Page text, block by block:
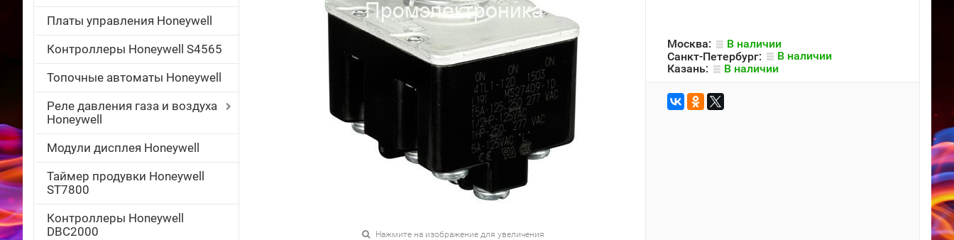
Платы управления Honeywell
Контроллеры Honeywell S4565
Топочные автоматы Honeywell
Реле давления газа и воздуха
Honeywell
Модули дисплея Honeywell
Таймер продувки Honeywell
ST7800
Контроллеры Honeywell
DBC2000
Нажмите на изображение для увеличения
Москва:
В наличии
Санкт-Петербург:
В наличии
Казань:
В наличии